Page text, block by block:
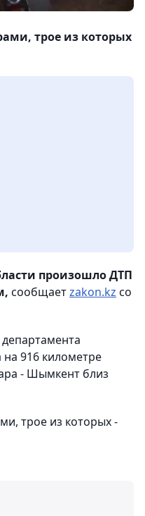
трое из которых
произошло ДТП
сообщаетzakon.kz со
916 километре
- Шымкент близ
трое из которых -